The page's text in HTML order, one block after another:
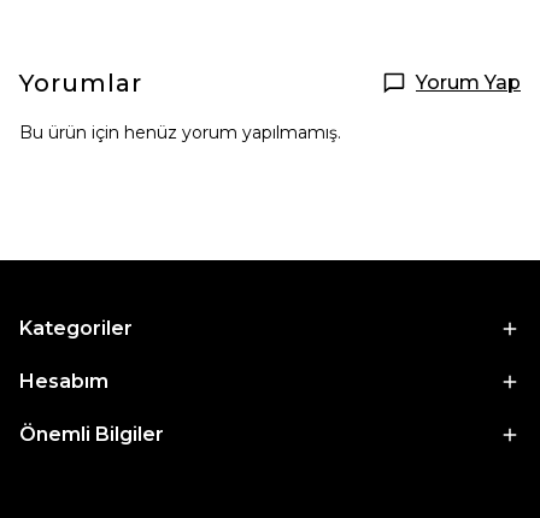
Yorumlar Yorum Yap
Bu ürün için henüz yorum yapılmamış.
Kategoriler
Hesabım
Önemli Bilgiler